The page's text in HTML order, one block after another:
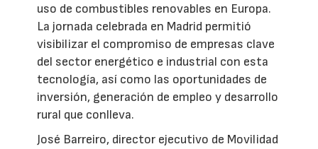
uso de combustibles renovables en Europa.
La jornada celebrada en Madrid permitió
visibilizar el compromiso de empresas clave
del sector energético e industrial con esta
tecnología, así como las oportunidades de
inversión, generación de empleo y desarrollo
rural que conlleva.
José Barreiro, director ejecutivo de Movilidad